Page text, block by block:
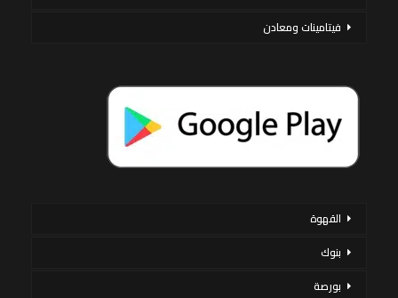
فيتامينات ومعادن
القهوة
بنوك
بورصة